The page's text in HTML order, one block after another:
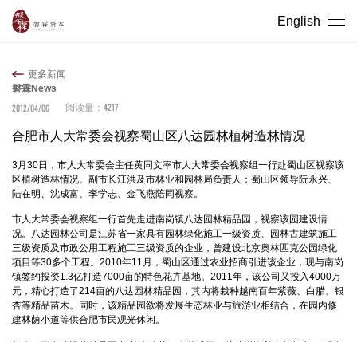
English
更多新闻
磐霖News
2012/04/06
阅读量： 4217
合肥市人大常委会视察蜀山区八达园林植树造林情况
3月30日，市人大常委会主任黄同文率市人大常委会视察组一行赴蜀山区视察该
区植树造林情况。副市长江洪及市林业和园林局负责人；蜀山区领导阮永兴、
陆在明、沈成富、李学志、金飞燕陪同视察。
市人大常委会视察组一行首先走进南岗镇八达园林精品园，视察该园建设情
况。八达园林公司是江苏省一家具有园林绿化施工一级资质、园林古建筑施工
三级资质及市政公用工程施工三级资质的企业，曾建设北京奥林匹克公园绿化
项目等30多个工程。2010年11月，蜀山区通过农业招商引进该企业，现与南岗
镇签约投资1.3亿打造7000亩的特色花卉基地。2011年，该公司又投入4000万
元，精心打造了214亩的八达园林精品园，其内将栽种越南百年紫薇、白腊、银
杏等精品苗木。同时，该精品园欲将发展生态林业与旅游业相结合，在园内修
建林荫小道等供合肥市民观光休闲。